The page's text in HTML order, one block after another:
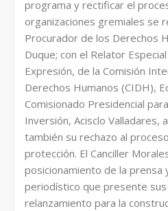
programa y rectificar el
organizaciones gremiales se
Procurador de los Derechos
Duque; con el Relator
Expresión, de la Comisión
Derechos Humanos (CIDH),
Comisionado Presidencial
Inversión, Acisclo Valladares,
también su rechazo al
protección. El Canciller
posicionamiento de la prensa
periodístico que presente
relanzamiento para la